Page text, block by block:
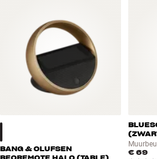
BANG & OLUFSEN
€ 69